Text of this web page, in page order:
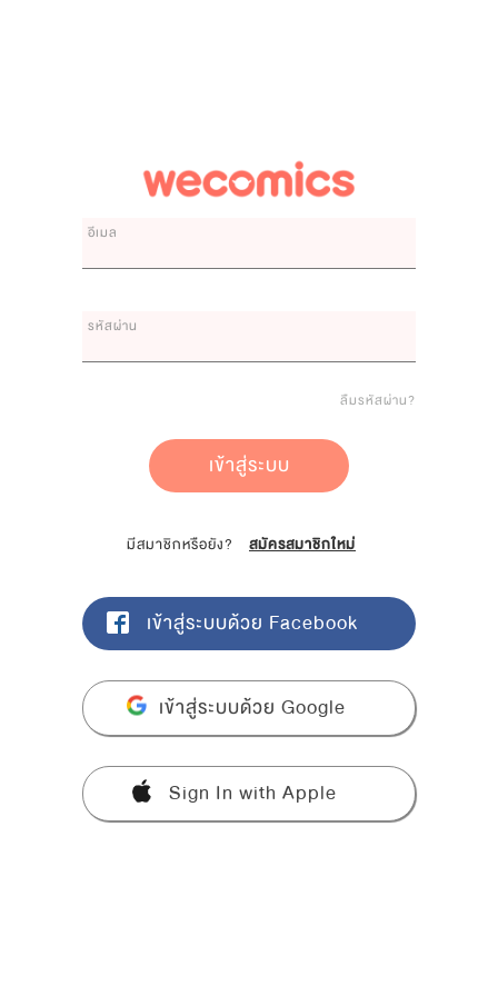
อีเมล
รหัสผ่าน
ลืมรหัสผ่าน?
เข้าสู่ระบบ
มีสมาชิกหรือยัง? สมัครสมาชิกใหม่
เข้าสู่ระบบด้วย Facebook
เข้าสู่ระบบด้วย Google
Sign In with Apple